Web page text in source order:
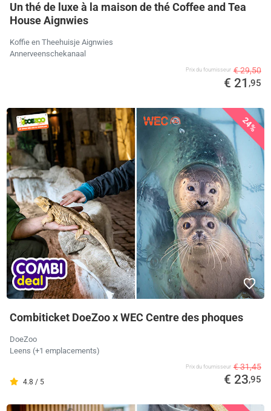
Un thé de luxe à la maison de thé Coffee and Tea
House Aignwies
Koffie en Theehuisje Aignwies
Annerveenschekanaal
Prix ​​du fournisseur € 29,50
€ 21 ,95
24%
Combiticket DoeZoo x WEC Centre des phoques
DoeZoo
Leens (+1 emplacements)
4.8 / 5
Prix ​​du fournisseur € 31,45
€ 23,95